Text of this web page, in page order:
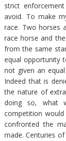
strict
avoid. To make
race. Two horses
race horse and
from the same
equal opportunity
not given an
Indeed that is
the nature of
doing so, what
competition
confronted the
made. Centuries